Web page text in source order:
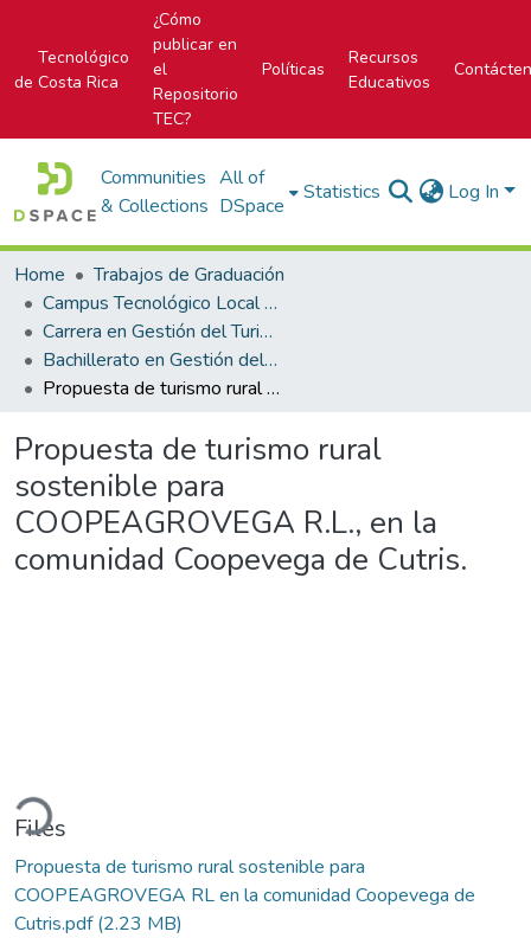
Tecnológico
de Costa Rica
¿Cómo
publicar en
el
Repositorio
TEC?
Políticas
Recursos
Educativos
Communities
& Collections
All of
DSpace
Statistics Log In
Home
Trabajos de Graduación
Campus Tecnológico Local San Carlos
Carrera en Gestión del Turismo Rural Sostenible
Bachillerato en Gestión del Turismo Rural Sostenible
Propuesta de turismo rural sostenible para COOPEAGROVEGA R.L., en la comunidad Coopevega de Cutris.
Propuesta de turismo rural
sostenible para
COOPEAGROVEGA R.L., en la
comunidad Coopevega de Cutris.
Files
Propuesta de turismo rural sostenible para
COOPEAGROVEGA RL en la comunidad Coopevega de
Cutris.pdf(2.23 MB)